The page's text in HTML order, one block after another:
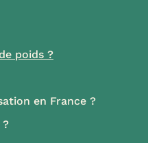
poids ?
en France ?
?